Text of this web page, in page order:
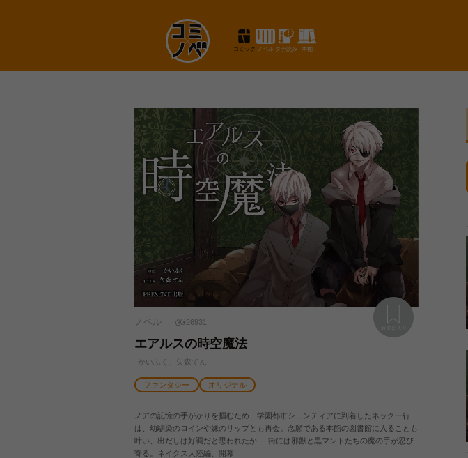
コミック ノベル タテ読み 本棚
ノベル 26931
エアルスの時空魔法
かいふく、矢森てん
ファンタジー オリジナル
ノアの記憶の手がかりを掴むため、学園都市シェンティアに到着したネック一行
は、幼馴染のロインや妹のリップとも再会。念願である本館の図書館に入ることも
叶い、出だしは好調だと思われたが──街には邪獣と黒マントたちの魔の手が忍び
寄る。ネイクス大陸編、開幕!